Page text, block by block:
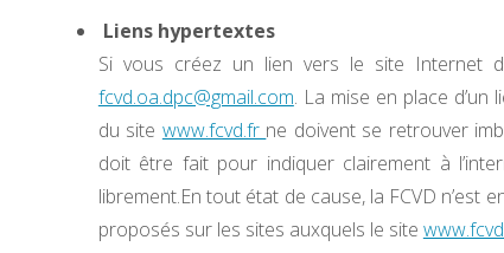
Liens hypertextes
Si vous créez un lien vers le site Internet
fcvd.oa.dpc@gmail.com. La mise en place
du site www.fcvd.fr ne doivent se retrouver
doit être fait pour indiquer clairement à
librement.En tout état de cause, la FCVD
proposés sur les sites auxquels le site